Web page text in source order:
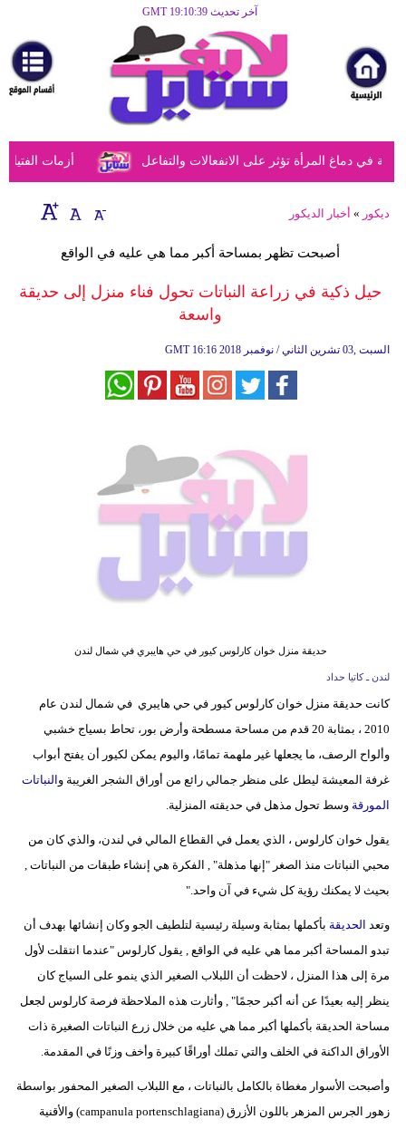
آخر تحديث GMT 19:10:39
مرأة
أزياء
أزياء
إسلامية
صحة
أزمات الفتيات دماغ المرأة تؤثر على الانفعالات والتفاعل
ديكور » أخبار الديكور
أصبحت تظهر بمساحة أكبر مما هي عليه في الواقع
حيل ذكية في زراعة النباتات تحول فناء منزل إلى حديقة
واسعة
GMT 16:16 2018 السبت ,03 تشرين الثاني / نوفمبر
حديقة منزل خوان كارلوس كيور في حي هايبري في شمال لندن
لندن ـ كاتيا حداد
كانت حديقة منزل خوان كارلوس كيور في حي هايبري في شمال لندن عام
2010 ، بمثابة 20 قدم من مساحة مسطحة وأرض بور، تحاط بسياج خشبي
وألواح الرصف، ما يجعلها غير ملهمة تمامًا، واليوم يمكن لكيور أن يفتح أبواب
غرفة المعيشة ليطل على منظر جمالي رائع من أوراق الشجر الغريبة و النباتات
المورقة وسط تحول مذهل في حديقته المنزلية.
يقول خوان كارلوس ، الذي يعمل في القطاع المالي في لندن، والذي كان من
محبي النباتات منذ الصغر "إنها مذهلة" , الفكرة هي إنشاء طبقات من النباتات ,
بحيث لا يمكنك رؤية كل شيء في آن واحد."
وتعد الحديقة بأكملها بمثابة وسيلة رئيسية لتلطيف الجو وكان إنشائها بهدف أن
تبدو المساحة أكبر مما هي عليه في الواقع , يقول كارلوس "عندما انتقلت لأول
مرة إلى هذا المنزل ، لاحظت أن اللبلاب الصغير الذي ينمو على السياج كان
ينظر إليه بعيدًا عن أنه أكبر حجمًا" , وأثارت هذه الملاحظة فرصة كارلوس لجعل
مساحة الحديقة بأكملها أكبر مما هي عليه من خلال زرع النباتات الصغيرة ذات
الأوراق الداكنة في الخلف والتي تملك أوراقًا كبيرة وأخف وزنًا في المقدمة.
وأصبحت الأسوار مغطاة بالكامل بالنباتات ، مع اللبلاب الصغير المحفور بواسطة
زهور الجرس المزهر باللون الأزرق (campanula portenschlagiana) والأقنية